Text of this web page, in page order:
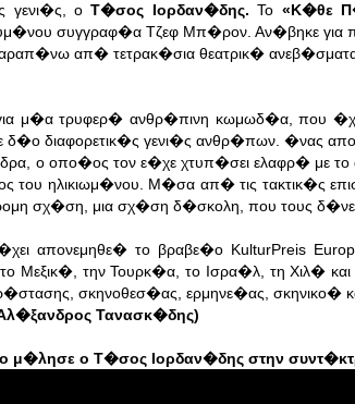
γενι�ς, οΤ�σος Ιορδαν�δης. Το «Κ�θε
συγγραφ�α Τζεφ Μπ�ρον. Αν�βηκε
απ� τετρακ�σια θεατρικ�
μ�α τρυφερ� ανθρ�πινη κωμωδ�α, που
δ�ο διαφορετικ�ς γενι�ς ανθρ�πων. �νας
ο οπο�ος τον ε�χε χτυπ�σει ελαφρ� με το
του ηλικιωμ�νου. Μ�σα απ� τις τακτικ�ς
σχ�ση, μια σχ�ση δ�σκολη, που τους
απονεμηθε� το βραβε�ο KulturPreis
Μεξικ�, την Τουρκ�α, το Ισρα�λ, τη Χιλ�
σκηνοθεσ�ας, ερμηνε�ας, σκηνικο�
Τανασκ�δης)
μ�λησε ο Τ�σος Ιορδαν�δης στην